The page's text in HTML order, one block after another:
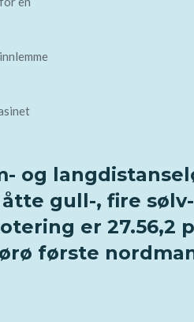
og
gull-, fire
er 27.56,2
første